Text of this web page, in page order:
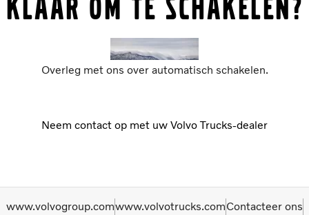
KLAAR OM TE SCHAKELEN?
Overleg met ons over automatisch schakelen.
Neem contact op met uw Volvo Trucks-dealer
www.volvogroup.comwww.volvotrucks.comContacteer ons